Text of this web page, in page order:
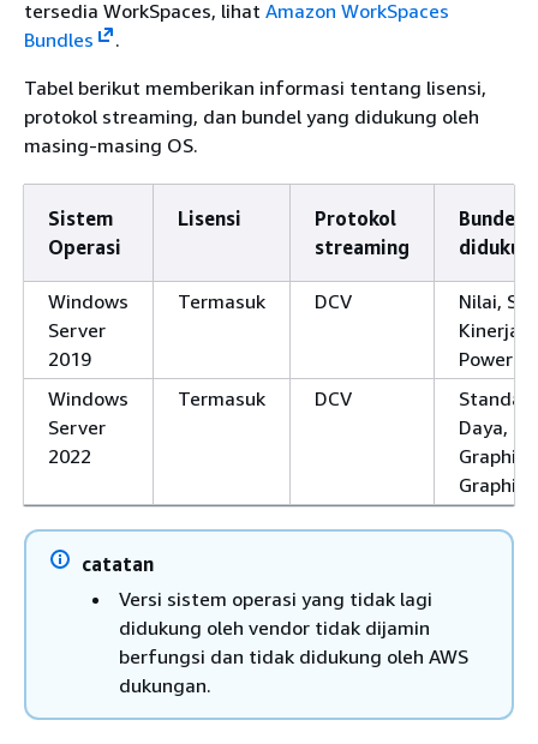
tersedia WorkSpaces, lihat Amazon WorkSpaces
Bundles
.
Tabel berikut memberikan informasi tentang lisensi,
protokol streaming, dan bundel yang didukung oleh
masing-masing OS.
Sistem
Operasi
Lisensi
Protokol
streaming
Bundel
Windows
Server
2019
Termasuk DCV
Nilai,
Kinerja,
Windows
Server
2022
Termasuk DCV
Daya,
catatan
Versi sistem operasi yang tidak lagi
didukung oleh vendor tidak dijamin
berfungsi dan tidak didukung oleh AWS
dukungan.